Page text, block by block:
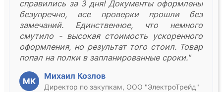
справились за 3 дня! Документы оформлены
безупречно, все проверки прошли без
замечаний. Единственное, что немного
смутило - высокая стоимость ускоренного
оформления, но результат того стоил. Товар
попал на полки в запланированные сроки."
МК
Михаил Козлов
Директор по закупкам, ООО "ЭлектроТрейд"